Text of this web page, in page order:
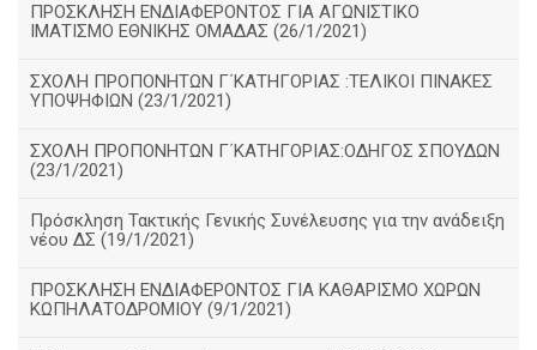
ΠΡΟΣΚΛΗΣΗ ΕΝΔΙΑΦΕΡΟΝΤΟΣ ΓΙΑ ΑΓΩΝΙΣΤΙΚΟ
ΙΜΑΤΙΣΜΟ ΕΘΝΙΚΗΣ ΟΜΑΔΑΣ (26/1/2021)
ΣΧΟΛΗ ΠΡΟΠΟΝΗΤΩΝ Γ΄ΚΑΤΗΓΟΡΙΑΣ :ΤΕΛΙΚΟΙ ΠΙΝΑΚΕΣ
ΥΠΟΨΗΦΙΩΝ (23/1/2021)
ΣΧΟΛΗ ΠΡΟΠΟΝΗΤΩΝ Γ΄ΚΑΤΗΓΟΡΙΑΣ:ΟΔΗΓΟΣ ΣΠΟΥΔΩΝ
(23/1/2021)
Πρόσκληση Τακτικής Γενικής Συνέλευσης για την ανάδειξη
νέου ΔΣ (19/1/2021)
ΠΡΟΣΚΛΗΣΗ ΕΝΔΙΑΦΕΡΟΝΤΟΣ ΓΙΑ ΚΑΘΑΡΙΣΜΟ ΧΩΡΩΝ
ΚΩΠΗΛΑΤΟΔΡΟΜΙΟΥ (9/1/2021)